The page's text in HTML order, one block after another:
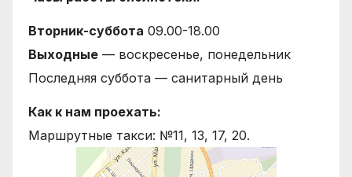
Вторник-суббота 09.00-18.00
Выходные — воскресенье, понедельник
Последняя суббота — санитарный день
Как к нам проехать:
Маршрутные такси: №11, 13, 17, 20.